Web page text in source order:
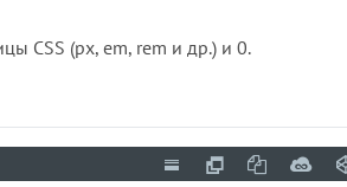
CSS (px, em, rem и др.) и 0.